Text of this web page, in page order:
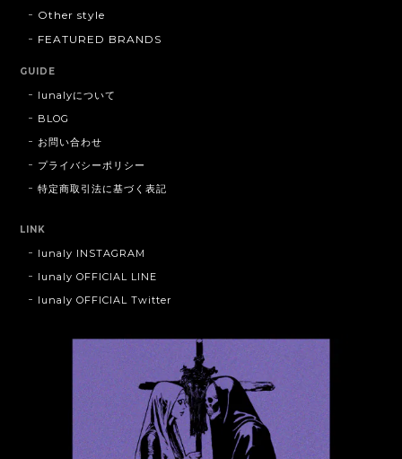
Other style
FEATURED BRANDS
GUIDE
lunalyについて
BLOG
お問い合わせ
プライバシーポリシー
特定商取引法に基づく表記
LINK
lunaly INSTAGRAM
lunaly OFFICIAL LINE
lunaly OFFICIAL Twitter